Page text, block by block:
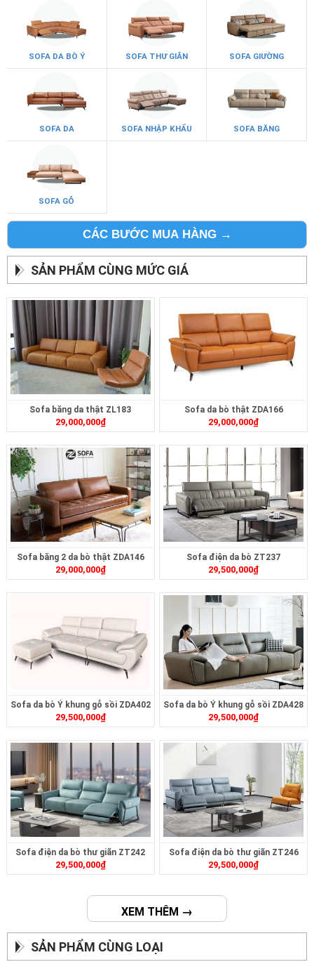
SOFA DA BÒ Ý SOFA THƯ GIÃN SOFA GIƯỜNG
SOFA DA SOFA NHẬP KHẨU SOFA BĂNG
SOFA GỖ
CÁC BƯỚC MUA HÀNG →
SẢN PHẨM CÙNG MỨC GIÁ
Sofa băng da thật ZL183
29,000,000₫
Sofa da bò thật ZDA166
29,000,000₫
Sofa băng 2 da bò thật ZDA146
29,000,000₫
Sofa điện da bò ZT237
29,500,000₫
Sofa da bò Ý khung gỗ sồi ZDA402
29,500,000₫
Sofa da bò Ý khung gỗ sồi ZDA428
29,500,000₫
Sofa điện da bò thư giãn ZT242
29,500,000₫
Sofa điện da bò thư giãn ZT246
29,500,000₫
XEM THÊM →
SẢN PHẨM CÙNG LOẠI